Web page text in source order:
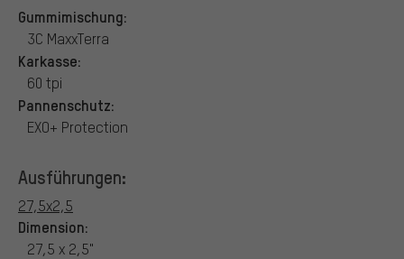
Gummimischung:
3C MaxxTerra
Karkasse:
60 tpi
Pannenschutz:
EXO+ Protection
Ausführungen:
27,5x2,5
Dimension:
27,5 x 2,5"